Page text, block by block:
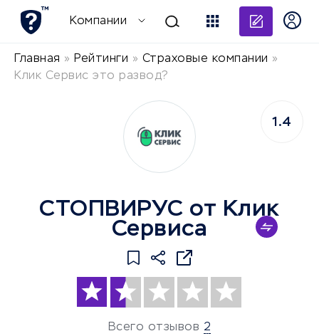
Компании
Главная » Рейтинги » Страховые компании »
Клик Сервис это развод?
СТОПВИРУС от Клик
Сервиса
Всего отзывов 2
1.4